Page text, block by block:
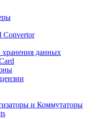
Convertor
данных
и Коммутаторы